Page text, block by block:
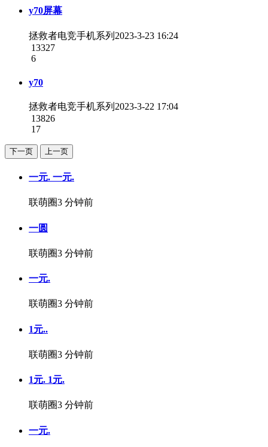
y70屏幕
拯救者电竞手机系列 2023-3-23 16:24
13327
6
y70
拯救者电竞手机系列 2023-3-22 17:04
13826
17
下一页 上一页
一元. 一元.
联萌圈3 分钟前
一圆
联萌圈3 分钟前
一元.
联萌圈3 分钟前
1元..
联萌圈3 分钟前
1元. 1元.
联萌圈3 分钟前
一元.